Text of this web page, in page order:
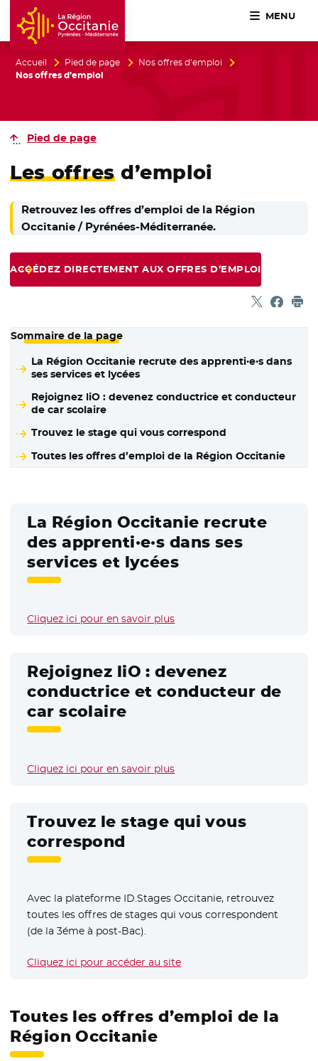
Accueil Région Occitanie / Pyrénées-Méditerranée
MENU
Accueil Pied de page
Nos offres d’emploi
Nos offres d’emploi
Pied de page
Les offresd’emploi
Retrouvez les offres d’emploi de la Région
Occitanie / Pyrénées-Méditerranée.
ACCÉDEZ DIRECTEMENT AUX OFFRES D’EMPLOI
Partager
- Nouvelle
-
Sommaire de la page
La Région Occitanie recrute des apprenti·e·s dans
ses services et lycées
Rejoignez liO : devenez conductrice et conducteur
de car scolaire
Trouvez le stage qui vous correspond
Toutes les offres d’emploi de la Région Occitanie
La Région Occitanie recrute
des apprenti·e·s dans ses
services et lycées
Cliquez ici pour en savoir plus
Rejoignez liO : devenez
conductrice et conducteur de
car scolaire
Cliquez ici pour en savoir plus
Trouvez le stage qui vous
correspond
Avec la plateforme ID.Stages Occitanie, retrouvez
toutes les offres de stages qui vous correspondent
(de la 3éme à post-Bac).
Cliquez ici pour accéder au site
Toutes les offres d’emploi de la
Région Occitanie